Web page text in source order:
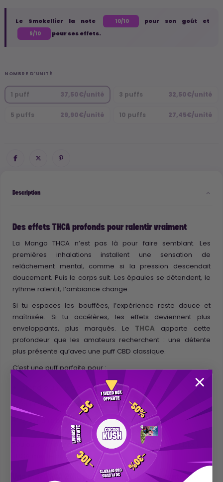
Le Smokellier la note 10/10 pour son goût et
9/10 pour ses effets.
NOMBRE D'UNITÉ
1 puff 37,50€/unité 3 puffs 32,50€/unité
5 puffs 29,90€/unité 10 puffs 27,45€/unité
Description
Des effets THCA profonds pour ralentir vraiment
La Mango THCA n’est pas là pour faire semblant. Les
premières inhalations installent une sensation de
relâchement mental, comme si la pression descendait
doucement. Puis le corps suit. Les épaules se détendent, le
rythme ralentit, l’ambiance change.
Si tu espaces les bouffées, l’expérience reste douce et
maîtrisée. Si tu accélères, les effets deviennent plus
enveloppants, plus marqués. Le THCA
apporte cette
profondeur que les amateurs recherchent : une détente
plus présente qu’avec une puff CBD classique.
C’est une puff parfaite pour :
prendre une vraie pause en fin de journée
accompagner un moment chill en solo
créer une bulle quand tu as besoin de couper
Toujours commencer doucement. Observer. Ajuster. Le
THCA mérite du respect.
Une puff THCA 2ML prête à l’emploi, sans contrainte